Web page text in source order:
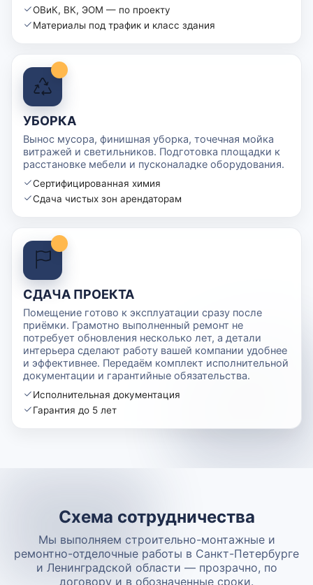
ОВиК, ВК, ЭОМ — по проекту
Материалы под трафик и класс здания
УБОРКА
Вынос мусора, финишная уборка, точечная мойка
витражей и светильников. Подготовка площадки к
расстановке мебели и пусконаладке оборудования.
Сертифицированная химия
Сдача чистых зон арендаторам
СДАЧА ПРОЕКТА
Помещение готово к эксплуатации сразу после
приёмки. Грамотно выполненный ремонт не
потребует обновления несколько лет, а детали
интерьера сделают работу вашей компании удобнее
и эффективнее. Передаём комплект исполнительной
документации и гарантийные обязательства.
Исполнительная документация
Гарантия до 5 лет
Схема сотрудничества
Мы выполняем строительно-монтажные и
ремонтно-отделочные работы в Санкт-Петербурге
и Ленинградской области — прозрачно, по
договору и в обозначенные сроки.